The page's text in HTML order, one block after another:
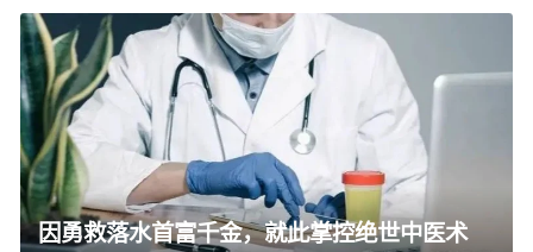
因勇救落水首富千金，就此掌控绝世中医术